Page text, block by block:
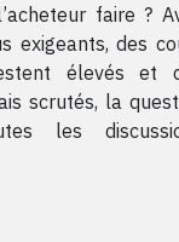
faire ?
exigeants, des
élevés et
scrutés, la
les